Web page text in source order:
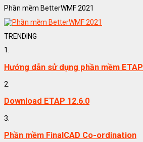
Phần mềm BetterWMF 2021
TRENDING
1.
Hướng dẫn sử dụng phần mềm ETAP
2.
Download ETAP 12.6.0
3.
Phần mềm FinalCAD Co-ordination